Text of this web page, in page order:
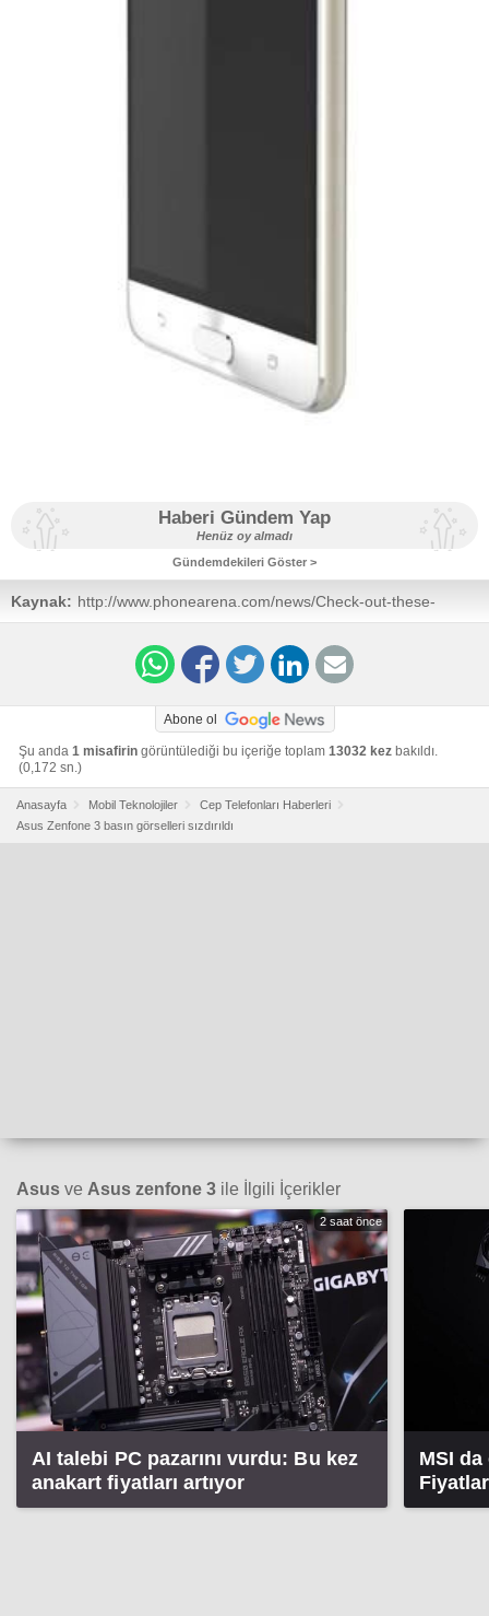
Haberi Gündem Yap
Henüz oy almadı
Gündemdekileri Göster >
Kaynak: http://www.phonearena.com/news/Check-out-these-
unofficial-press-renders-of-the-Asus-Zenfone-3-and-
Asus-Zenfone-3-Deluxe_id79875
Abone ol
Şu anda 1 misafirin görüntülediği bu içeriğe toplam 13032 kez bakıldı.
(0,172 sn.)
Anasayfa Mobil Teknolojiler
Cep Telefonları Haberleri
Asus Zenfone 3 basın görselleri sızdırıldı
Asus ve Asus zenfone 3 ile İlgili İçerikler
2 saat önce
AI talebi PC pazarını vurdu: Bu kez
anakart fiyatları artıyor
MSI da